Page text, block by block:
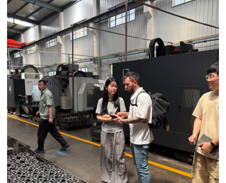
ДОПОЛНИТЕЛЬНЫЕ УСЛУГИ
Индивидуальные условия
Сертификация грузов
Консолидация грузов
Сопровождение грузов
Таможенное оформление
Страхование груза
Временное хранение
Организация производства
Проверка качества товара
Оплата и переговоры
Получить консультацию